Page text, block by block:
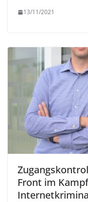
13/11/2021
Front im